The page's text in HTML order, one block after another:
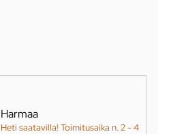
Harmaa
Heti saatavilla! Toimitusaika n. 2 - 4